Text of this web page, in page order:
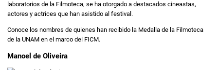
laboratorios de la Filmoteca, se ha otorgado a destacados cineastas,
actores y actrices que han asistido al festival.
Conoce los nombres de quienes han recibido la Medalla de la Filmoteca
de la UNAM en el marco del FICM.
Manoel de Oliveira